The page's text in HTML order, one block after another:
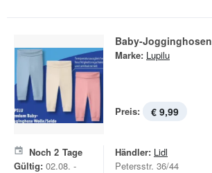
Baby-Jogginghosen
Marke: Lupilu
Preis: € 9,99
Noch 2 Tage
Gültig: 02.08. -
Händler: Lidl
Petersstr. 36/44